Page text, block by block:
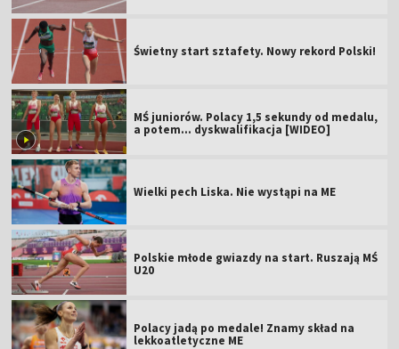
Świetny start sztafety. Nowy rekord Polski!
MŚ juniorów. Polacy 1,5 sekundy od medalu,
a potem... dyskwalifikacja [WIDEO]
Wielki pech Liska. Nie wystąpi na ME
Polskie młode gwiazdy na start. Ruszają MŚ
U20
Polacy jadą po medale! Znamy skład na
lekkoatletyczne ME